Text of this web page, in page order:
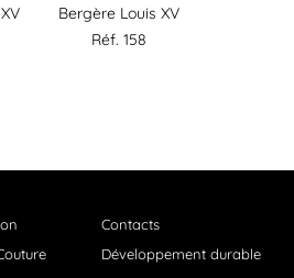
Bergère Louis XV
Réf. 158
Contacts
Développement durable